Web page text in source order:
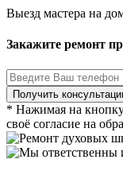
Выезд мастера на
Закажите ремонт
* Нажимая на
своё согласие на